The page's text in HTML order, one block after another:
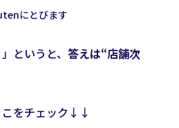
にとびます
というと、 答えは“店舗次
こをチェック↓↓